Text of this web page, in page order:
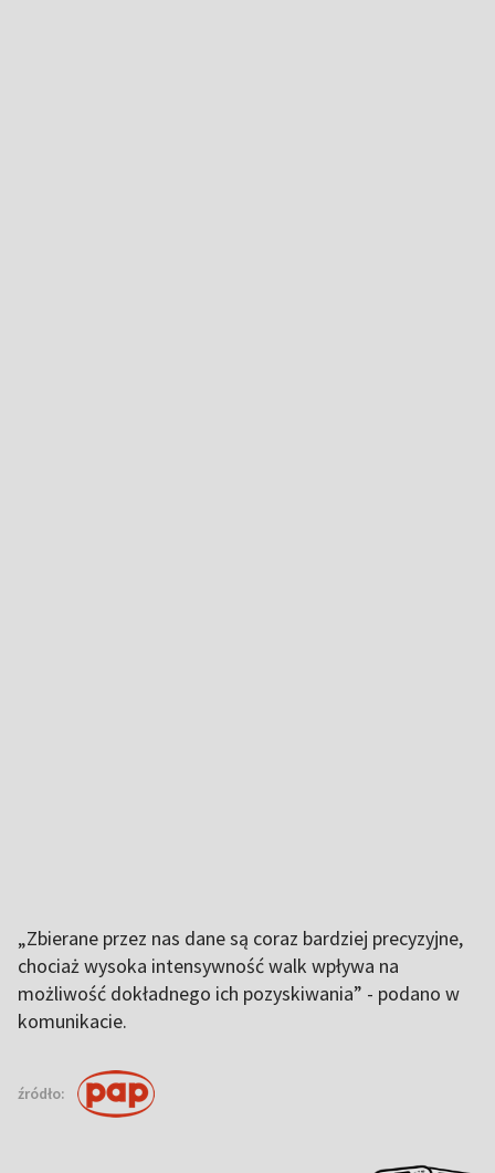
„Zbierane przez nas dane są coraz bardziej precyzyjne,
chociaż wysoka intensywność walk wpływa na
możliwość dokładnego ich pozyskiwania” - podano w
komunikacie.
źródło: